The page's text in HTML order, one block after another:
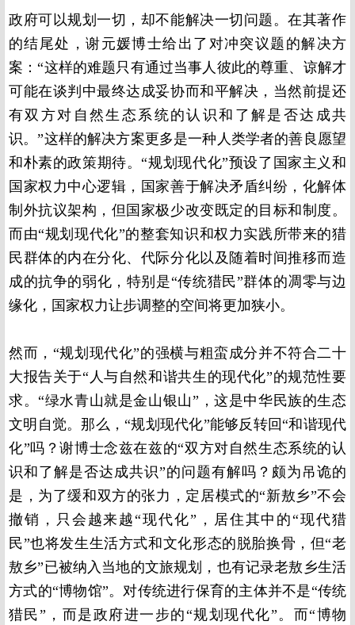
政府可以规划一切，却不能解决一切问题。在其著作
的结尾处，谢元媛博士给出了对冲突议题的解决方
案：“这样的难题只有通过当事人彼此的尊重、谅解才
可能在谈判中最终达成妥协而和平解决，当然前提还
有双方对自然生态系统的认识和了解是否达成共
识。”这样的解决方案更多是一种人类学者的善良愿望
和朴素的政策期待。“规划现代化”预设了国家主义和
国家权力中心逻辑，国家善于解决矛盾纠纷，化解体
制外抗议架构，但国家极少改变既定的目标和制度。
而由“规划现代化”的整套知识和权力实践所带来的猎
民群体的内在分化、代际分化以及随着时间推移而造
成的抗争的弱化，特别是“传统猎民”群体的凋零与边
缘化，国家权力让步调整的空间将更加狭小。
然而，“规划现代化”的强横与粗蛮成分并不符合二十
大报告关于“人与自然和谐共生的现代化”的规范性要
求。“绿水青山就是金山银山”，这是中华民族的生态
文明自觉。那么，“规划现代化”能够反转回“和谐现代
化”吗？谢博士念兹在兹的“双方对自然生态系统的认
识和了解是否达成共识”的问题有解吗？颇为吊诡的
是，为了缓和双方的张力，定居模式的“新敖乡”不会
撤销，只会越来越“现代化”，居住其中的“现代猎
民”也将发生生活方式和文化形态的脱胎换骨，但“老
敖乡”已被纳入当地的文旅规划，也有记录老敖乡生活
方式的“博物馆”。对传统进行保育的主体并不是“传统
猎民”，而是政府进一步的“规划现代化”。而“博物